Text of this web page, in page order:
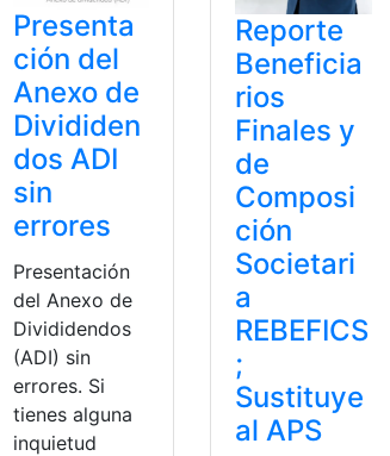
Presenta
ción del
Anexo de
Divididen
dos ADI
sin
errores
Presentación
del Anexo de
Divididendos
(ADI) sin
errores. Si
tienes alguna
inquietud
Reporte
Beneficia
rios
Finales y
de
Composi
ción
Societari
a
REBEFICS
;
Sustituye
al APS